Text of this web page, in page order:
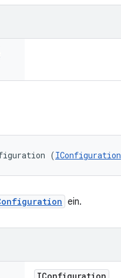
(IConfiguration
ein.